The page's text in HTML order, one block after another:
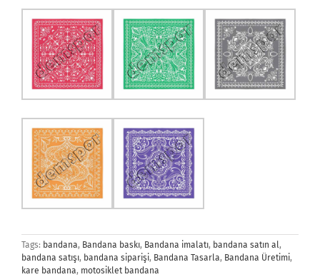
Tags: bandana, Bandana baskı, Bandana imalatı, bandana satın al,
bandana satışı, bandana siparişi, Bandana Tasarla, Bandana Üretimi,
kare bandana, motosiklet bandana